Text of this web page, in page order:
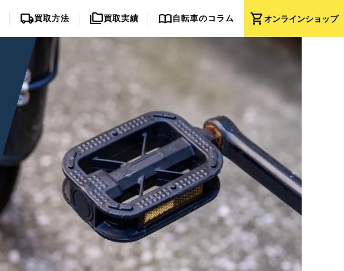
shopping_cartオンラインショップ
local_shipping買取方法 folder_copy買取実績 import_contacts自転車のコラム